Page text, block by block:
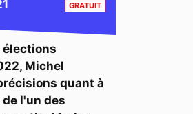
GRATUIT
élections
Michel
quant à
l'un des